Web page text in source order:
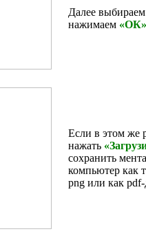
Далее
нажимаем «ОК»
Если в этом же
нажать
сохранить
компьютер как
png или как